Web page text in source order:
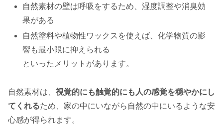
自然素材の壁は呼吸をするため、湿度調整や消臭効
果がある
自然塗料や植物性ワックスを使えば、化学物質の影
響も最小限に抑えられる
といったメリットがあります。
自然素材は、 視覚的にも触覚的にも人の感覚を穏やかにし
てくれるため、家の中にいながら自然の中にいるような安
心感が得られます。